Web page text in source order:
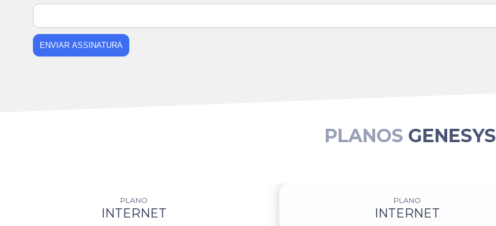
ENVIAR ASSINATURA
PLANOS GENESYS
PLANO
INTERNET
PLANO
INTERNET